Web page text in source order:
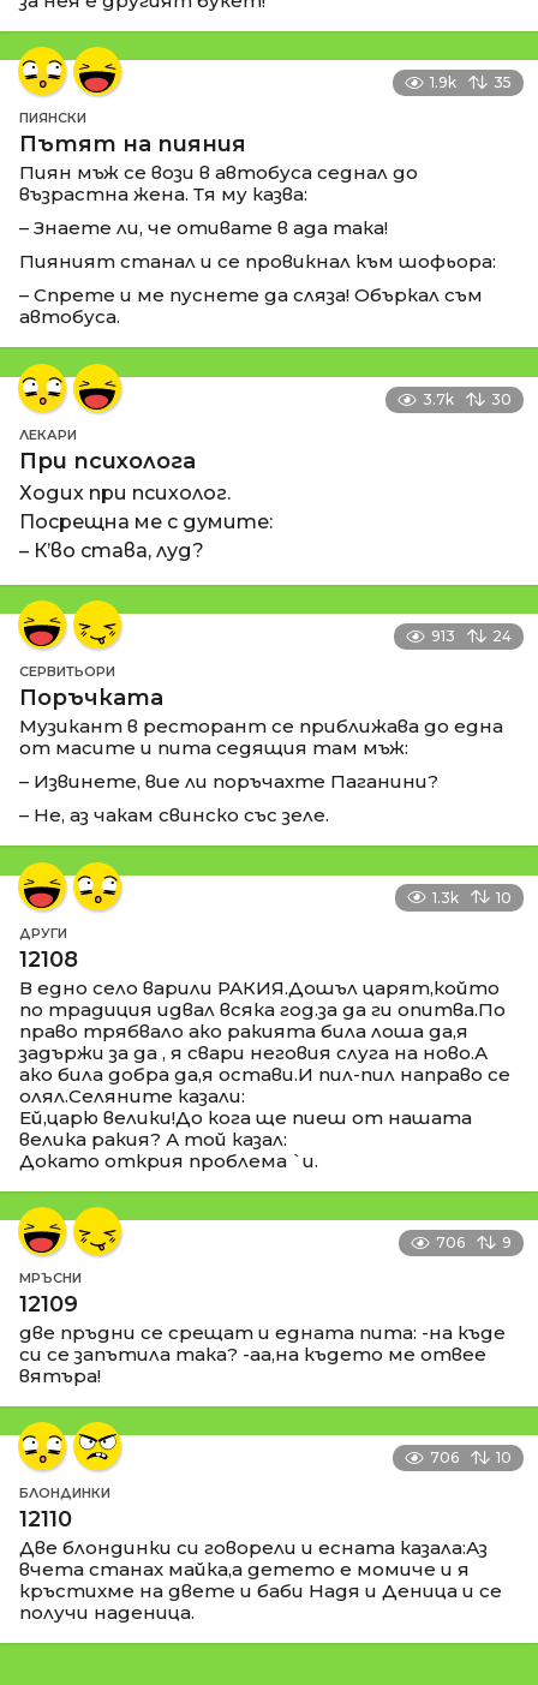
1.9k 35
ПИЯНСКИ
Пътят на пияния
Пиян мъж се вози в автобуса седнал до
възрастна жена. Тя му казва:
– Знаете ли, че отивате в ада така!
Пияният станал и се провикнал към шофьора:
– Спрете и ме пуснете да сляза! Объркал съм
автобуса.
3.7k 30
ЛЕКАРИ
При психолога
Ходих при психолог.
Посрещна ме с думите:
– К’во става, луд?
913 24
СЕРВИТЬОРИ
Поръчката
Музикант в ресторант се приближава до една
от масите и пита седящия там мъж:
– Извинете, вие ли поръчахте Паганини?
– Не, аз чакам свинско със зеле.
1.3k 10
ДРУГИ
12108
В едно село варили РАКИЯ.Дошъл царят,който
по традиция идвал всяка год.за да ги опитва.По
право трябвало ако ракията била лоша да,я
задържи за да , я свари неговия слуга на ново.А
ако била добра да,я остави.И пил-пил направо се
олял.Селяните казали:
Ей,царю велики!До кога ще пиеш от нашата
велика ракия? А той казал:
Докато открия проблема `и.
706 9
МРЪСНИ
12109
две пръдни се срещат и едната пита: -на къде
си се запътила така? -аа,на където ме отвее
вятъра!
706 10
БЛОНДИНКИ
12110
Две блондинки си говорели и есната казала:Аз
вчета станах майка,а детето е момиче и я
кръстихме на двете и баби Надя и Деница и се
получи наденица.